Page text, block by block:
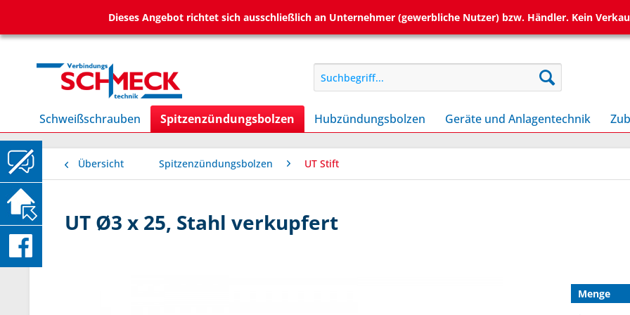
Dieses Angebot richtet sich ausschließlich an Unternehmer (gewerbliche Nutzer) bzw. Händler. Kein
Schweißschrauben Spitzenzündungsbolzen Hubzündungsbolzen Geräte und Anlagentechnik
Übersicht Spitzenzündungsbolzen UT Stift
UT Ø3 x 25, Stahl verkupfert
Menge